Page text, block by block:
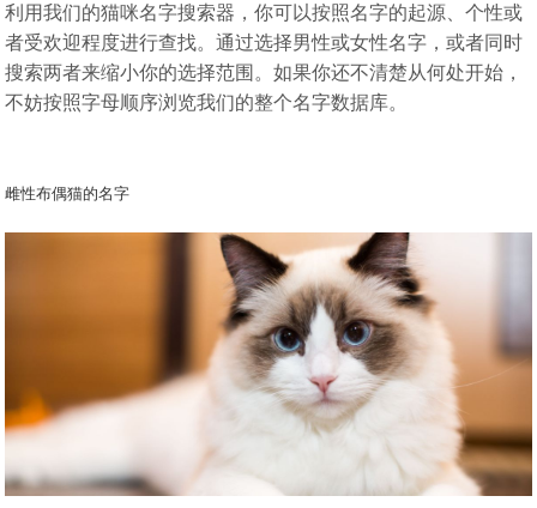
猫咪托运
利用我们的猫咪名字搜索器，你可以按照名字的起源、个性或
者受欢迎程度进行查找。通过选择男性或女性名字，或者同时
搜索两者来缩小你的选择范围。如果你还不清楚从何处开始，
不妨按照字母顺序浏览我们的整个名字数据库。
雌性布偶猫的名字